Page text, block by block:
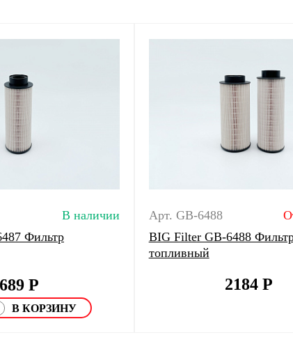
В наличии
Фильтр
689 Р
Арт. GB-6488
BIG Filter GB-6488
топливный
2184Р